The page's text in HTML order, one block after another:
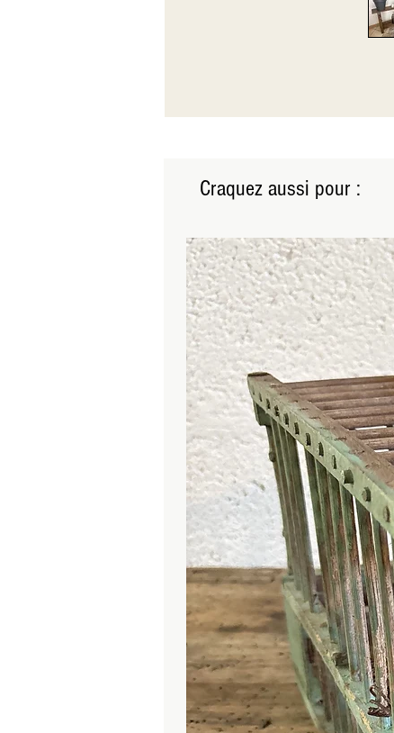
Craquez aussi pour :